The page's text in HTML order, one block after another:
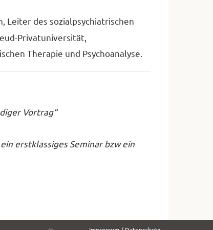
Leiter des sozialpsychiatrischen
Privatuniversität,
Therapie und Psychoanalyse.
Vortrag“
erstklassiges Seminar bzw ein